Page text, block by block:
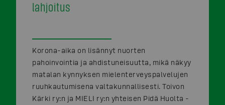
lahjoitus
Korona-aika on lisännyt nuorten
pahoinvointia ja ahdistuneisuutta, mikä näkyy
matalan kynnyksen mielenterveyspalvelujen
ruuhkautumisena valtakunnallisesti. Toivon
Kärki ry:n ja MIELI ry:n yhteisen Pidä Huolta -